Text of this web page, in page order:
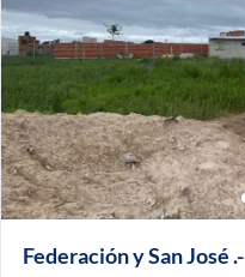
Federación y San José .-